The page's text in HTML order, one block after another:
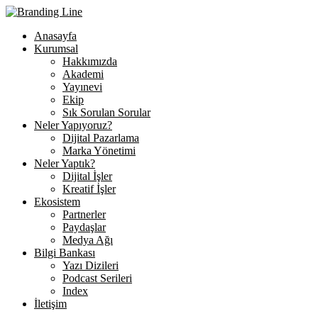
Anasayfa
Kurumsal
Hakkımızda
Akademi
Yayınevi
Ekip
Sık Sorulan Sorular
Neler Yapıyoruz?
Dijital Pazarlama
Marka Yönetimi
Neler Yaptık?
Dijital İşler
Kreatif İşler
Ekosistem
Partnerler
Paydaşlar
Medya Ağı
Bilgi Bankası
Yazı Dizileri
Podcast Serileri
Index
İletişim